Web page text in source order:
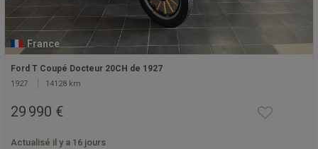
France
Ford T Coupé Docteur 20CH de 1927
1927 14128 km
29 990 €
Actualisé il y a 16 jours